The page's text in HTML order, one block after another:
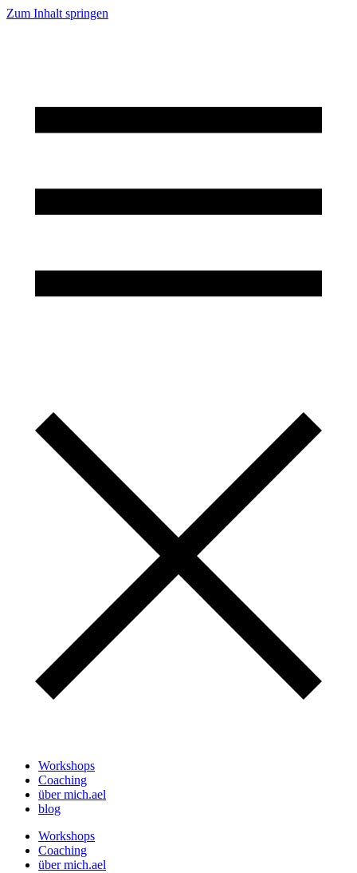
Zum Inhalt springen
Workshops
Coaching
über mich.ael
blog
Workshops
Coaching
über mich.ael